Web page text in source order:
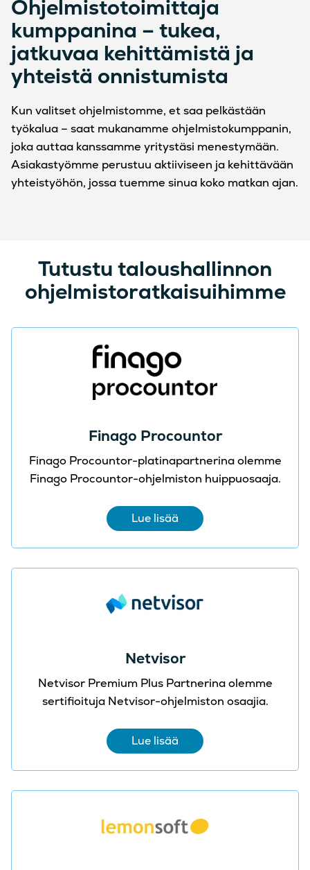
Ohjelmistotoimittaja
kumppanina – tukea,
jatkuvaa kehittämistä ja
yhteistä onnistumista
Kun valitset ohjelmistomme, et saa pelkästään
työkalua – saat mukanamme ohjelmistokumppanin,
joka auttaa kanssamme yritystäsi menestymään.
Asiakastyömme perustuu aktiiviseen ja kehittävään
yhteistyöhön, jossa tuemme sinua koko matkan ajan.
Tutustu taloushallinnon
ohjelmistoratkaisuihimme
Finago Procountor
Finago Procountor-platinapartnerina olemme
Finago Procountor-ohjelmiston huippuosaaja.
Lue lisää
Netvisor
Netvisor Premium Plus Partnerina olemme
sertifioituja Netvisor-ohjelmiston osaajia.
Lue lisää